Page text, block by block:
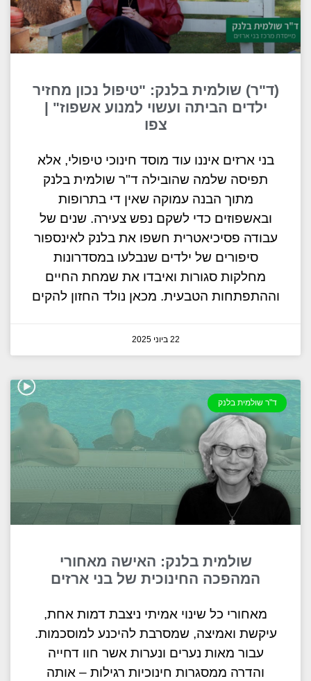
(ד"ר) שולמית בלנק: "טיפול נכון מחזיר
ילדים הביתה ועשוי למנוע אשפוז" |
צפו
בני ארזים איננו עוד מוסד חינוכי טיפולי, אלא
תפיסה שלמה שהובילה ד"ר שולמית בלנק
מתוך הבנה עמוקה שאין די בתרופות
ובאשפוזים כדי לשקם נפש צעירה. שנים של
עבודה פסיכיאטרית חשפו את בלנק לאינספור
סיפורים של ילדים שנבלעו במסדרונות
מחלקות סגורות ואיבדו את שמחת החיים
וההתפתחות הטבעית. מכאן נולד החזון להקים
22 ביוני 2025
ד"ר שולמית בלנק
שולמית בלנק: האישה מאחורי
המהפכה החינוכית של בני ארזים
מאחורי כל שינוי אמיתי ניצבת דמות אחת,
עיקשת ואמיצה, שמסרבת להיכנע למוסכמות.
עבור מאות נערים ונערות אשר חוו דחייה
והדרה ממסגרות חינוכיות רגילות – אותה